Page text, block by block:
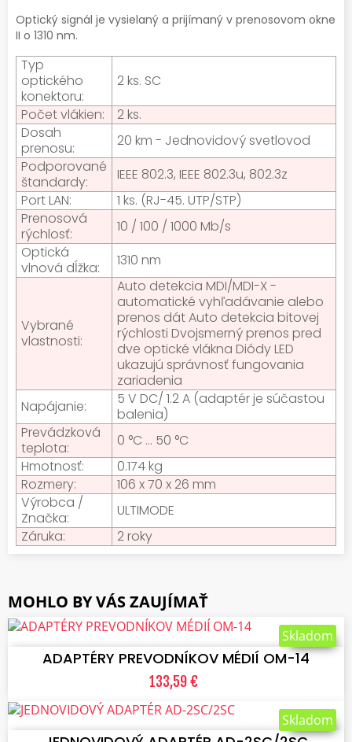
Optický signál je vysielaný a prijímaný v prenosovom okne
II o 1310 nm.
Typ
optického
konektoru:
2 ks. SC
Počet vlákien:
2 ks.
Dosah
prenosu:
20 km - Jednovidový svetlovod
Podporované
štandardy:
IEEE 802.3, IEEE 802.3u, 802.3z
Port LAN:
1 ks. (RJ-45. UTP/STP)
Prenosová
rýchlosť:
10 / 100 / 1000 Mb/s
Optická
vlnová dĺžka:
1310 nm
Vybrané
vlastnosti:
Auto detekcia MDI/MDI-X -
automatické vyhľadávanie alebo
prenos dát Auto detekcia bitovej
rýchlosti Dvojsmerný prenos pred
dve optické vlákna Diódy LED
ukazujú správnosť fungovania
zariadenia
Napájanie:
5 V DC/ 1.2 A (adaptér je súčastou
balenia)
Prevádzková
teplota:
0 °C ... 50 °C
Hmotnosť:
0.174 kg
Rozmery:
106 x 70 x 26 mm
Výrobca /
Značka:
ULTIMODE
Záruka:
2 roky
MOHLO BY VÁS ZAUJÍMAŤ
VLOŽIŤ DO KOŠÍKA
ADAPTÉRY PREVODNÍKOV MÉDIÍ OM-14
133,59 €
Skladom
VLOŽIŤ DO KOŠÍKA
Skladom